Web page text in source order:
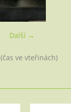
Další →
(čas ve vteřinách)